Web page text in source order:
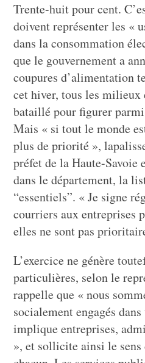
Trente-huit pour cent.
doivent représenter les «
dans la consommation
que le gouvernement a
coupures d’alimentation
cet hiver, tous les milieux
bataillé pour figurer
Mais « si tout le monde
plus de priorité »,
préfet de la Haute-Savoie
dans le département, la
“essentiels”. « Je signe
courriers aux entreprises
elles ne sont pas
L’exercice ne génère
particulières, selon le
rappelle que « nous
socialement engagés
implique entreprises,
», et sollicite ainsi le sens